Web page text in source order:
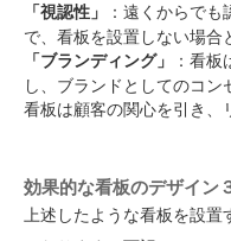
「視認性」
：遠くからで
で、看板を設置しない場合
「ブランディング」
：看
し、ブランドとしてのコ
看板は顧客の関心を引き、
効果的な看板のデザイン
上述したような看板を設